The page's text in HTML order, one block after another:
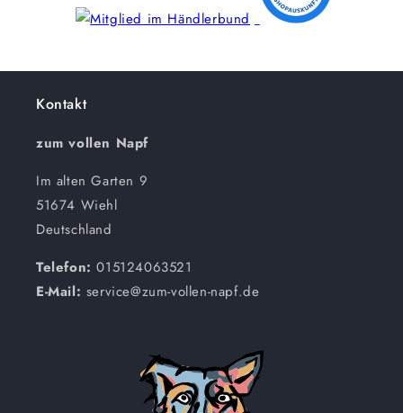
Kontakt
zum vollen Napf
Im alten Garten 9
51674 Wiehl
Deutschland
Telefon:015124063521
E-Mail: service@zum-vollen-napf.de